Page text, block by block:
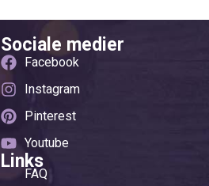
Sociale medier
Facebook
Instagram
Pinterest
Youtube
Links
FAQ